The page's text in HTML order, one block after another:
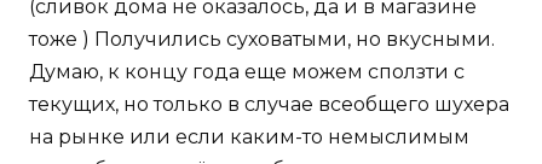
(сливок дома не оказалось, да и в магазине
тоже ) Получились суховатыми, но вкусными.
Думаю, к концу года еще можем сползти с
текущих, но только в случае всеобщего шухера
на рынке или если каким-то немыслимым